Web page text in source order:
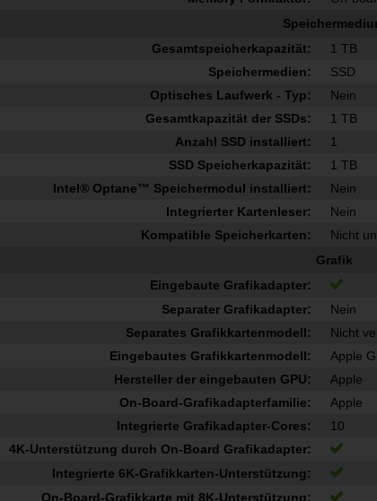
Gesamtspeicherkapazität:
1 TB
Speichermedien:
SSD
Optisches Laufwerk - Typ:
Nein
Gesamtkapazität der SSDs:
1 TB
Anzahl SSD installiert:
1
SSD Speicherkapazität:
1 TB
Intel® Optane™ Speichermodul installiert:
Nein
Integrierter Kartenleser:
Nein
Kompatible Speicherkarten:
Nicht
Grafik
Eingebaute Grafikadapter:
Separater Grafikadapter:
Nein
Separates Grafikkartenmodell:
Nicht
Eingebautes Grafikkartenmodell:
Apple
Hersteller der eingebauten GPU:
Apple
On-Board-Grafikadapterfamilie:
Apple
Integrierte Grafikadapter-Cores:
10
4K-Unterstützung durch On-Board Grafikadapter:
Integrierte 6K-Grafikkarten-Unterstützung:
On-Board-Grafikkarte mit 8K-Unterstützung: